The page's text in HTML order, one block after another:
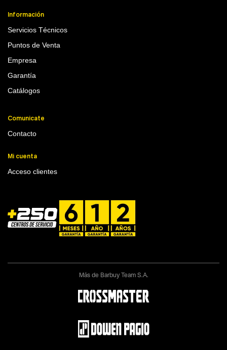
Información
Servicios Técnicos
Puntos de Venta
Empresa
Garantía
Catálogos
Comunicate
Contacto
Mi cuenta
Acceso clientes
Más de Barbuy Team S.A.